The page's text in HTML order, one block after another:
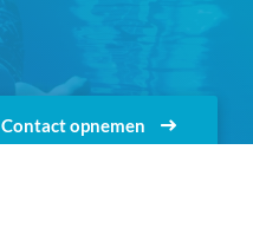
Contact opnemen